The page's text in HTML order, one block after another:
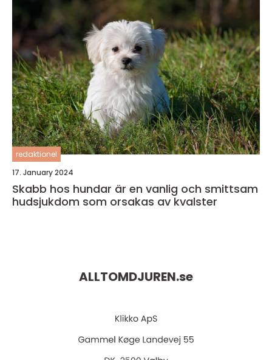
redaktionel
17. January 2024
Skabb hos hundar är en vanlig och smittsam
hudsjukdom som orsakas av kvalster
ALLTOMDJUREN.se